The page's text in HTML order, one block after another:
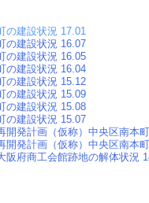
の建設状況 17.01
の建設状況 16.07
の建設状況 16.05
の建設状況 16.04
の建設状況 15.12
の建設状況 15.09
の建設状況 15.08
の建設状況 15.07
開発計画（仮称）中央区南本
開発計画（仮称）中央区南本
阪府商工会館跡地の解体状況